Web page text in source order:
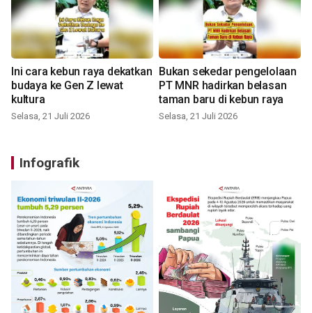
Ini cara kebun raya dekatkan
budaya ke Gen Z lewat
kultura
Selasa, 21 Juli 2026
Bukan sekedar pengelolaan
PT MNR hadirkan belasan
taman baru di kebun raya
Selasa, 21 Juli 2026
Infografik